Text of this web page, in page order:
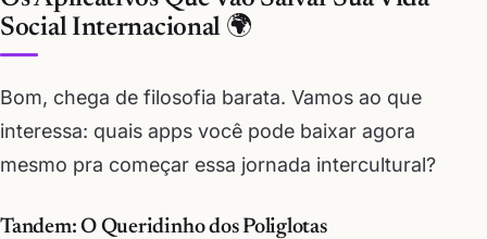
Social Internacional 🌍
Bom, chega de filosofia barata. Vamos ao que
interessa: quais apps você pode baixar agora
mesmo pra começar essa jornada intercultural?
Tandem: O Queridinho dos Poliglotas